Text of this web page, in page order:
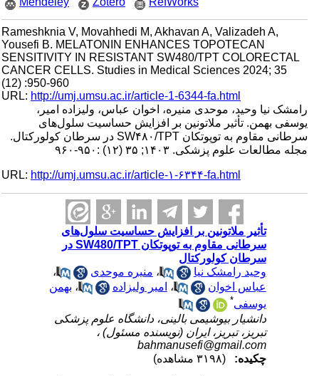
Rameshknia V, Movahhedi M, Akhavan A, Valizadeh A,
Yousefi B. MELATONIN ENHANCES TOPOTECAN
SENSITIVITY IN RESISTANT SW480/TPT COLORECTAL
CANCER CELLS. Studies in Medical Sciences 2024; 35
(12) :950-960
URL:http://umj.umsu.ac.ir/article-1-6344-fa.html
رامشک نیا وحید، موحدی منیره، اخوان عباس، ولیزاده امیر،
یوسفی بهمن. تأثیر ملاتونین بر افزایش حساسیت سلول‌های
سرطانی مقاوم به توپوتکان SW۴۸۰/TPT در سرطان کولورکتال.
مجله مطالعات علوم پزشکی. ۱۴۰۳; ۳۵ (۱۲) :۹۵۰-۹۶۰
URL:http://umj.umsu.ac.ir/article-۱-۶۳۴۴-fa.html
تأثیر ملاتونین بر افزایش حساسیت سلول‌های
سرطانی مقاوم به توپوتکان SW480/TPT در
سرطان کولورکتال
وحید رامشک نیا
،منیره موحدی
،
عباس اخوان
،امیر ولیزاده ،بهمن
یوسفی
دانشیار بیوشیمی بالینی، دانشگاه علوم پزشکی
تبریز، تبریز، ایران (نویسنده مسئول) ،
bahmanusefi@gmail.com
چکیده: